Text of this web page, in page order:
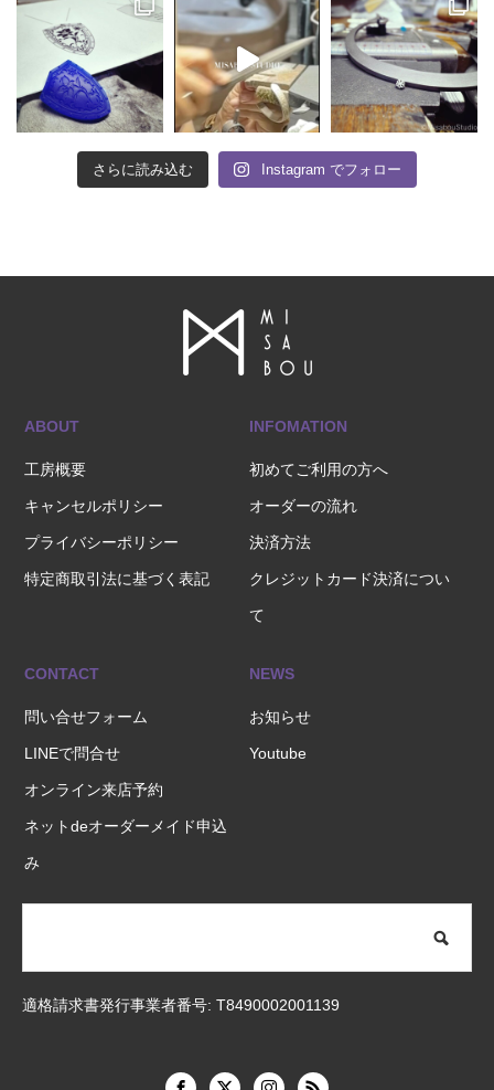
さらに読み込む Instagram でフォロー
ABOUT
工房概要
キャンセルポリシー
プライバシーポリシー
特定商取引法に基づく表記
INFOMATION
初めてご利用の方へ
オーダーの流れ
決済方法
クレジットカード決済につい
て
CONTACT
問い合せフォーム
LINEで問合せ
オンライン来店予約
ネットdeオーダーメイド申込
み
NEWS
お知らせ
Youtube
適格請求書発行事業者番号: T8490002001139